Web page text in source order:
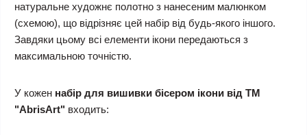
натуральне художнє полотно з нанесеним малюнком
(схемою), що відрізняє цей набір від будь-якого іншого.
Завдяки цьому всі елементи ікони передаються з
максимальною точністю.
У кожен набір для вишивки бісером ікони від ТМ
"AbrisArt" входить: